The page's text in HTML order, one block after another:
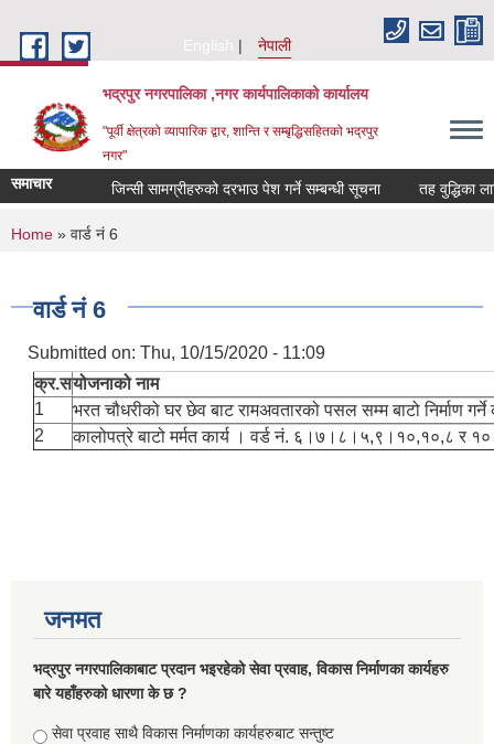
English
नेपाली
भद्रपुर नगरपालिका ,नगर कार्यपालिकाको कार्यालय
"पूर्वी क्षेत्रको व्यापारिक द्वार, शान्ति र सम्बृद्धिसहितको भद्रपुर
नगर"
समाचार जिन्सी सामग्रीहरुको दरभाउ पेश गर्ने सम्बन्धी सूचना तह वुद्धिका
You are here
Home » वार्ड नं 6
वार्ड नं 6
Submitted on: Thu, 10/15/2020 - 11:09
क्र.सयोजनाको नाम
1
भरत चौधरीको घर छेव बाट रामअवतारको पसल सम्म बाटो निर्माण
2
कालोपत्रे बाटो मर्मत कार्य । वर्ड नं. ६।७।८।५,९।१०,१०,८ र १०
जनमत
भद्रपुर नगरपालिकाबाट प्रदान भइरहेको सेवा प्रवाह, विकास निर्माणका कार्यहरु
बारे यहाँहरुको धारणा के छ ?
Choices
सेवा प्रवाह साथै विकास निर्माणका कार्यहरुबाट सन्तुष्ट